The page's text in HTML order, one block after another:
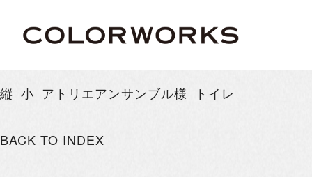
縦_小_アトリエアンサンブル様_トイレ
BACK TO INDEX